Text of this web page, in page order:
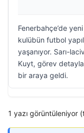
Fenerbahçe’de
kulübün futbol
yaşanıyor. Sarı-
Kuyt, görev
bir araya geldi.
1 yazı görüntüleniyor